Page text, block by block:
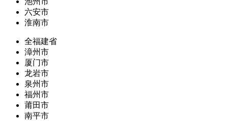
六安市
淮南市
全福建省
漳州市
厦门市
龙岩市
泉州市
福州市
莆田市
南平市